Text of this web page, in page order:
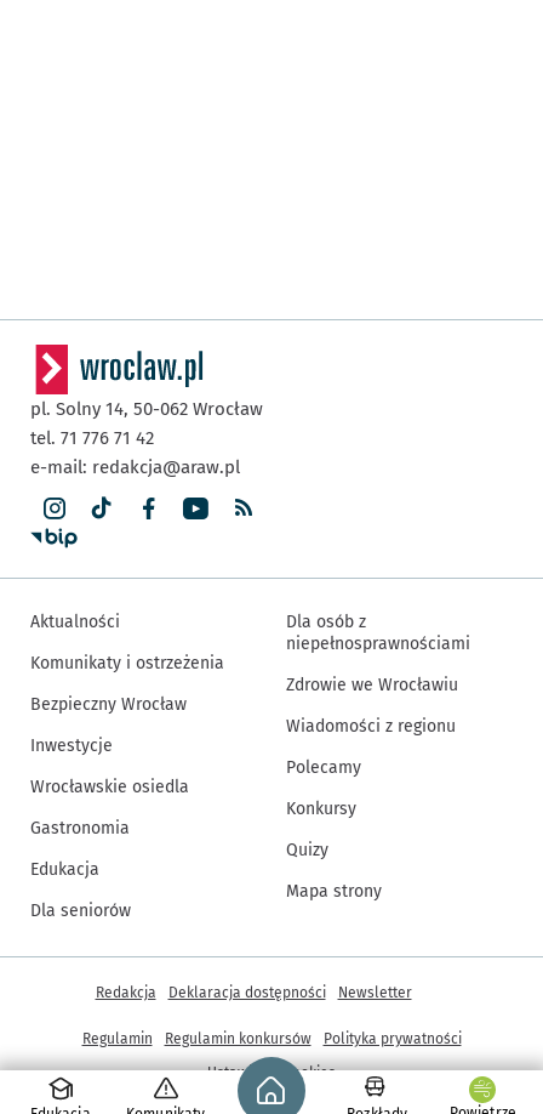
Strona główna - wroclaw.pl
pl. Solny 14, 50-062 Wrocław
tel. 71 776 71 42
e-mail: redakcja@araw.pl
Aktualności
Komunikaty i ostrzeżenia
Bezpieczny Wrocław
Inwestycje
Wrocławskie osiedla
Gastronomia
Edukacja
Dla seniorów
Dla osób z
niepełnosprawnościami
Zdrowie we Wrocławiu
Wiadomości z regionu
Polecamy
Konkursy
Quizy
Mapa strony
Inne informacje
Redakcja Deklaracja dostępności Newsletter
Regulamin Regulamin konkursów
Polityka prywatności
Ustawienia cookies